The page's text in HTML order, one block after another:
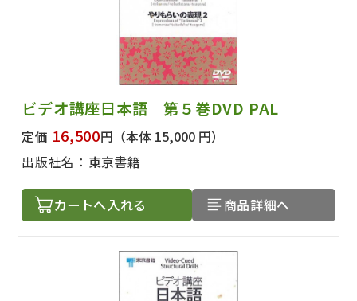
ビデオ講座日本語 第５巻DVD PAL
定価 16,500円 （本体 15,000 円）
出版社名： 東京書籍
カートへ入れる 商品詳細へ